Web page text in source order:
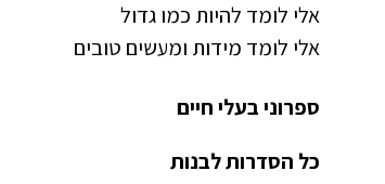
אלי לומד להיות כמו גדול
אלי לומד מידות ומעשים טובים
ספרוני בעלי חיים
כל הסדרות לבנות